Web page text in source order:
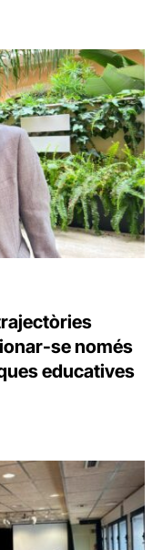
se només
educatives